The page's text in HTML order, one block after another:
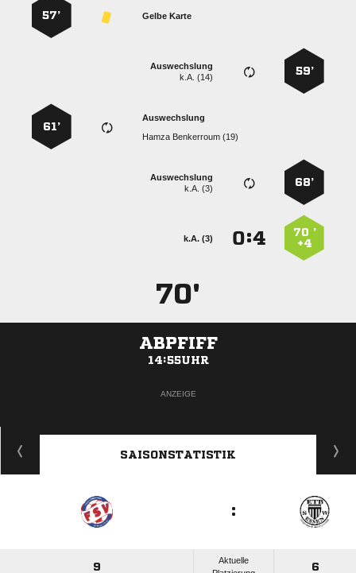
Gelbe Karte
57’
59’
Auswechslung
k.A. (14)
Auswechslung
  
61’
68’
Auswechslung
k.A. (3)
70 ’
+4
:
k.A. (3)
70'
ABPFIFF
14:55UHR
ANZEIGE
SAISONSTATISTIK
:
9
Aktuelle
6